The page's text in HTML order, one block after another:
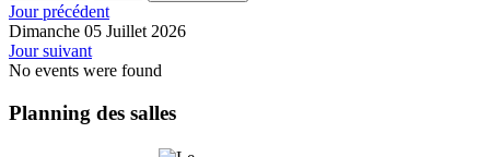
Jour précédent
Dimanche 05 Juillet 2026
Jour suivant
No events were found
Planning des salles